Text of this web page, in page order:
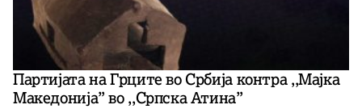
Партијата на Грците во Србија контра ,,Мајка
Македонија” во ,,Српска Атина”